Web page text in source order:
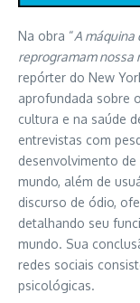
Na obra “A máquina
reprogramam nossa
repórter do New
aprofundada sobre
cultura e na saúde
entrevistas com
desenvolvimento
mundo, além de
discurso de ódio,
detalhando seu
mundo. Sua
redes sociais
psicológicas.